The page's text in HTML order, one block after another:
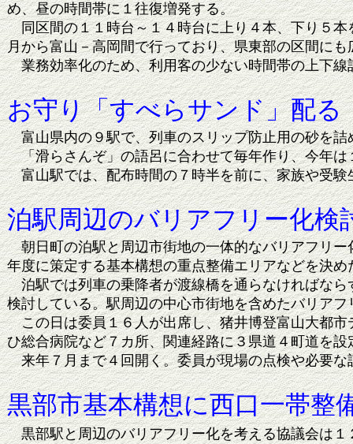
め、昼の時間帯に１往復増発する。
同区間の１１時台～１４時台に上り４本、下り５本
月から富山－高岡間で行っており、県東部の区間にも
業務効率化のため、利用客の少ない時間帯の上下線
お守り「すべらサンド」配
富山県内の９駅で、列車のスリップ防止用の砂を詰
「滑らさんぞ」の語呂に合わせて毎年作り、今年は
富山駅では、配布時間の７時半を前に、家族や受験
泊駅周辺のバリアフリー化
朝日町の泊駅と周辺市街地の一体的なバリアフリー
年度に策定する基本構想の重点整備エリアなどを決め
泊駅では列車の乗降者が渡線橋を通らなければなら
検討している。駅周辺の中心市街地を含めたバリア
この日は委員１６人が出席し、猪井博登富山大都市
ひ総合病院など７カ所、関連経路に３県道４町道を設
来年７月まで４回開く。委員が現場の点検や必要な
黒部市基本構想に西口一帯
黒部駅と周辺のバリアフリー化を考える協議会は１